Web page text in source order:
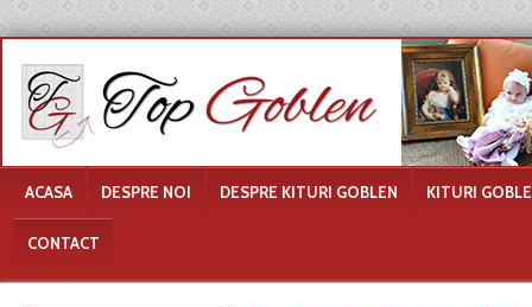
ACASA DESPRE NOI DESPRE KITURI GOBLEN KITURI
CONTACT